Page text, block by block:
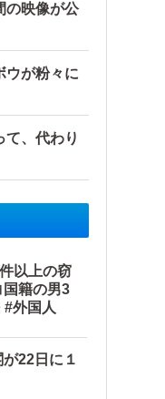
の映像が公
ウが粉々に
て、代わり
以上の窃
籍の男3
人を逮捕 #移民 #外国人
22日に１